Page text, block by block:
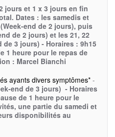
jours et 1 x 3 jours en fin
Dates : les samedis et
end de 2 jours), puis
de 2 jours) et les 21, 22
de 3 jours) - Horaires : 9h15
1 heure pour le repas de
: Marcel Bianchi
ayants divers symptômes* -
end de 3 jours) - Horaires
de 1 heure pour le
une partie du samedi et
disponibilités au